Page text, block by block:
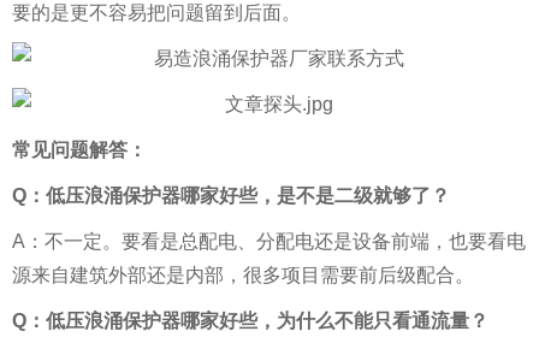
要的是更不容易把问题留到后面。
常见问题解答：
Q：低压浪涌保护器哪家好些，是不是二级就够了？
A：不一定。要看是总配电、分配电还是设备前端，也要看电
源来自建筑外部还是内部，很多项目需要前后级配合。
Q：低压浪涌保护器哪家好些，为什么不能只看通流量？